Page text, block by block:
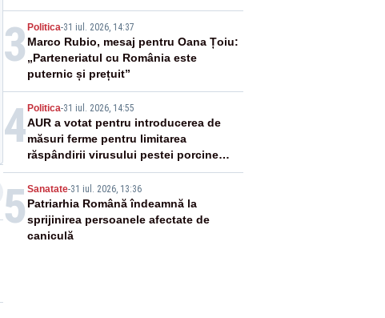
3 Politica-31 iul. 2026, 14:37
Marco Rubio, mesaj pentru Oana Țoiu:
„Parteneriatul cu România este
puternic și prețuit”
4 Politica-31 iul. 2026, 14:55
AUR a votat pentru introducerea de
măsuri ferme pentru limitarea
răspândirii virusului pestei porcine
africane
5 Sanatate-31 iul. 2026, 13:36
Patriarhia Română îndeamnă la
sprijinirea persoanele afectate de
caniculă